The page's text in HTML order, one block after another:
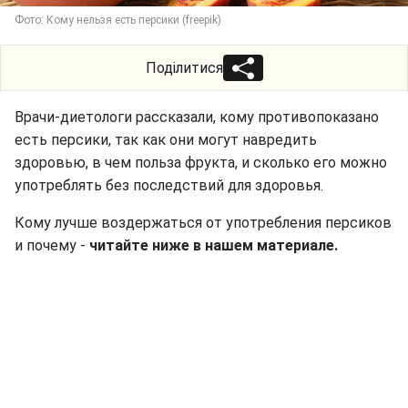
Фото: Кому нельзя есть персики (freepik)
Поділитися
Врачи-диетологи рассказали, кому противопоказано
есть персики, так как они могут навредить
здоровью, в чем польза фрукта, и сколько его можно
употреблять без последствий для здоровья.
Кому лучше воздержаться от употребления персиков
и почему - читайте ниже в нашем материале.